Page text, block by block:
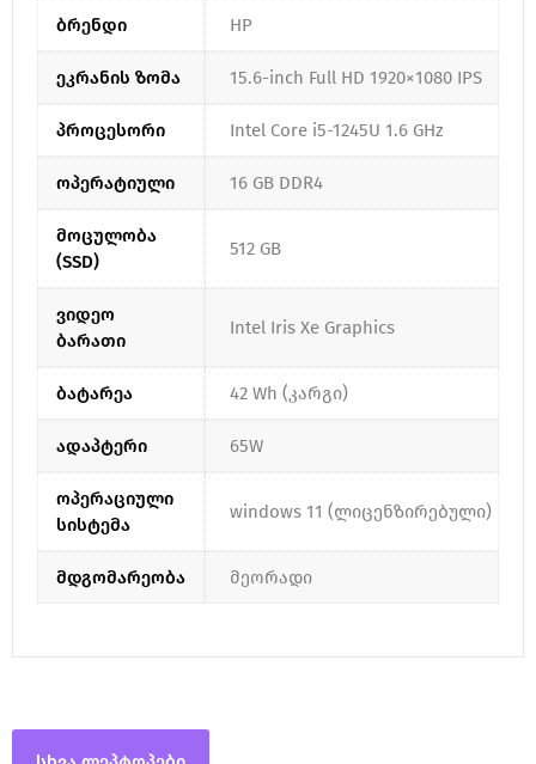
ბრენდი HP
ეკრანის ზომა 15.6-inch Full HD 1920×1080 IPS
პროცესორი Intel Core i5-1245U 1.6 GHz
ოპერატიული 16 GB DDR4
მოცულობა
(SSD)
512 GB
ვიდეო
ბარათი
Intel Iris Xe Graphics
ბატარეა 42 Wh (კარგი)
ადაპტერი 65W
ოპერაციული
სისტემა
windows 11 (ლიცენზირებული)
მდგომარეობა მეორადი